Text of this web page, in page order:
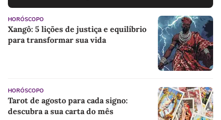
HORÓSCOPO
Xangô: 5 lições de justiça e equilíbrio
para transformar sua vida
HORÓSCOPO
Tarot de agosto para cada signo:
descubra a sua carta do mês